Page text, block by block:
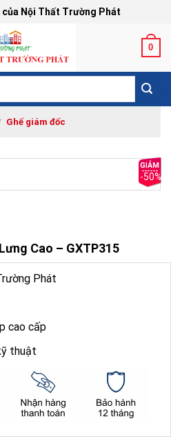
Nội Thất Trường Phát
0
Ghế giám đốc
-50%
Cao – GXTP315
Phát
cao cấp
thuật